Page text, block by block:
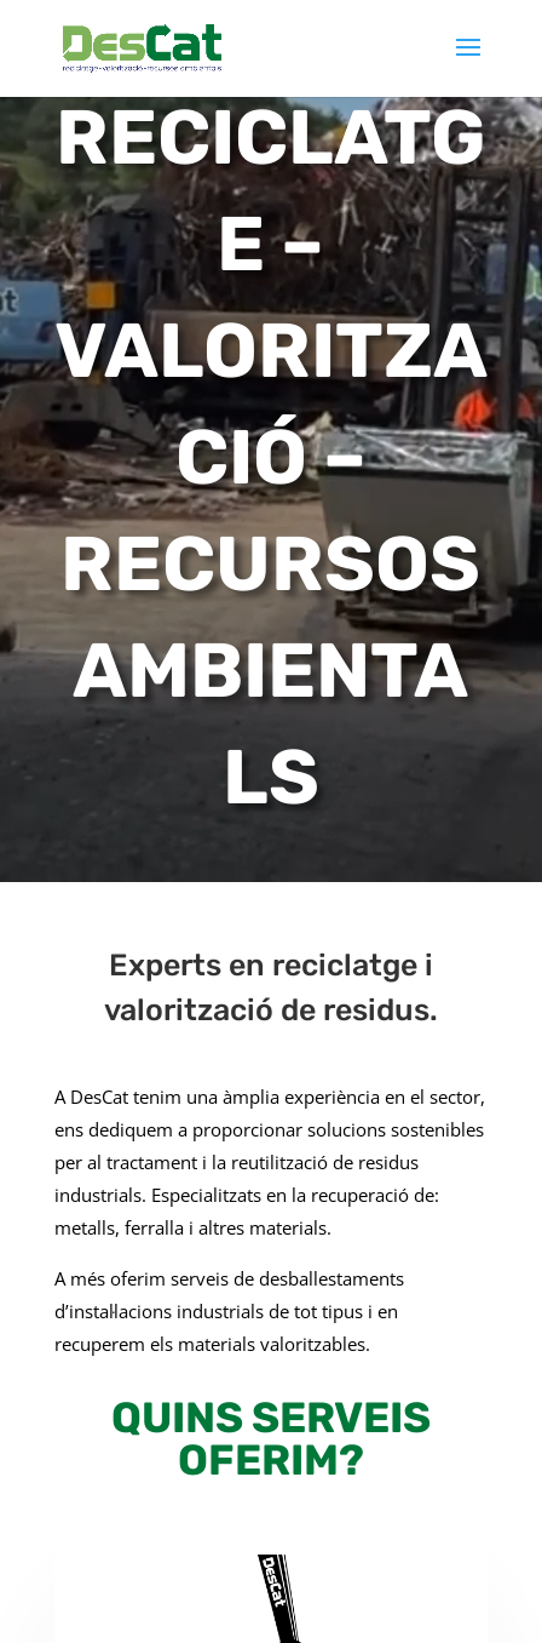
RECICLATG
E –
VALORITZA
CIÓ –
RECURSOS
AMBIENTA
LS
Experts en reciclatge i
valorització de residus.
A DesCat tenim una àmplia experiència en el sector,
ens dediquem a proporcionar solucions sostenibles
per al tractament i la reutilització de residus
industrials. Especialitzats en la recuperació de:
metalls, ferralla i altres materials.
A més oferim serveis de desballestaments
d’instal·lacions industrials de tot tipus i en
recuperem els materials valoritzables.
QUINS SERVEIS
OFERIM?